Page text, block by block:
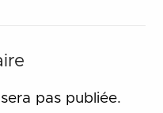
pas publiée.